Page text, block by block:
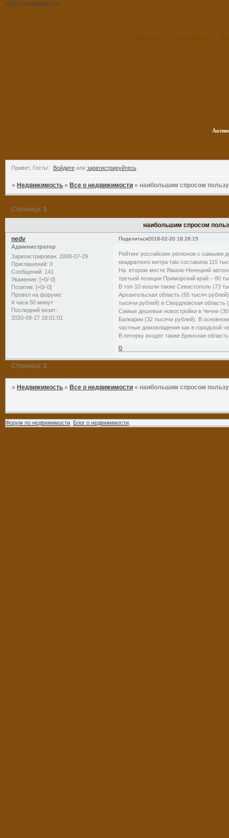
сайты недвижимости
Привет, Гость! Войдитеили зарегистрируйтесь.
»Недвижимость »Все о недвижимости » наибольшим спросом
наибольшим спросом
Страница: 1
Поделиться2018-02-20 18:26:15
nedv
Администратор
Зарегистрирован: 2008-07-29
Приглашений: 0
Сообщений: 141
Уважение: [+0/-0]
Позитив: [+0/-0]
Провел на форуме:
4 часа 50 минут
Последний визит:
2020-09-27 18:01:01
Рейтинг российских регионов с самыми
квадратного метра там составила 115
На втором месте Ямало-Ненецкий
третьей позиции Приморский край – 80
В топ-10 вошли также Севастополь (73
Архангельская область (65 тысяч
тысячи рублей) и Свердловская область
Самые дешевые новостройки в Чечне (30
Балкарии (32 тысячи рублей). В
частные домовладения как в городской
В пятерку входят также Брянская
0
Страница:1
» Недвижимость » Все о недвижимости » наибольшим спросом
Форум по недвижимости Блог о недвижимости